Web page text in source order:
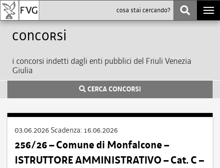
Concorsi
i concorsi indetti dagli enti pubblici del Friuli Venezia
Giulia
CERCA CONCORSI
03.06.2026 Scadenza: 16.06.2026
256/26 – Comune di Monfalcone –
ISTRUTTORE AMMINISTRATIVO – Cat. C –